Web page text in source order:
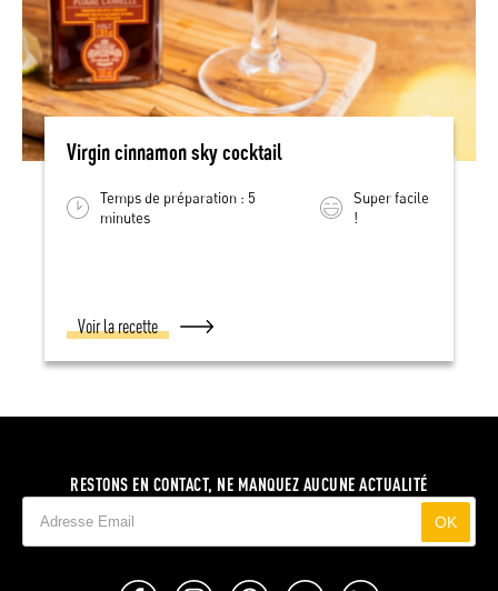
Virgin cinnamon sky cocktail
Temps de préparation : 5
minutes
Super facile
!
Voir la recette
RESTONS EN CONTACT, NE MANQUEZ AUCUNE ACTUALITÉ
OK